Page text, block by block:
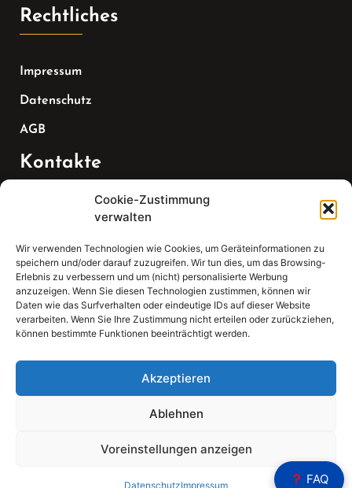
Cookie-Zustimmung
verwalten
Wir verwenden Technologien wie Cookies, um Geräteinformationen zu
speichern und/oder darauf zuzugreifen. Wir tun dies, um das Browsing-
Erlebnis zu verbessern und um (nicht) personalisierte Werbung
anzuzeigen. Wenn Sie diesen Technologien zustimmen, können wir
Daten wie das Surfverhalten oder eindeutige IDs auf dieser Website
verarbeiten. Wenn Sie Ihre Zustimmung nicht erteilen oder zurückziehen,
können bestimmte Funktionen beeinträchtigt werden.
Akzeptieren
Ablehnen
Voreinstellungen anzeigen
DatenschutzImpressum
Rechtliches
Impressum
Datenschutz
AGB
Kontakte
07147 270 3349
Email:
sekretariat(at)gleis4-seminarzentrum.com
Adresse:
Bahnhofstraße 21, 74343 Sachsenheim
FAQ